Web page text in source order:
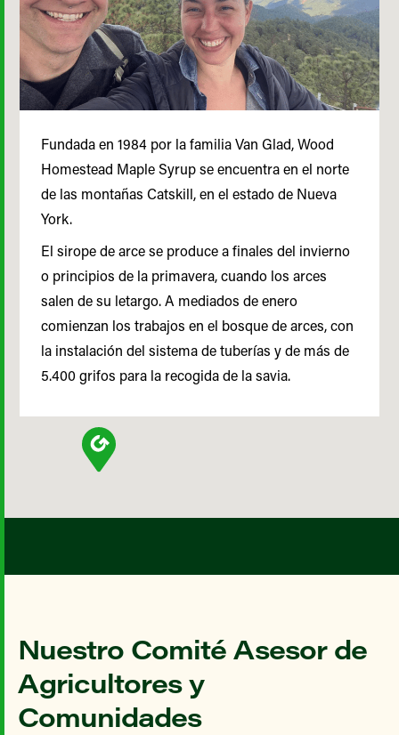
Nuestro Comité Asesor de
Agricultores y
Comunidades
Fundada en 1984 por la familia Van Glad, Wood
Homestead Maple Syrup se encuentra en el norte
de las montañas Catskill, en el estado de Nueva
York.
El sirope de arce se produce a finales del invierno
o principios de la primavera, cuando los arces
salen de su letargo. A mediados de enero
comienzan los trabajos en el bosque de arces, con
la instalación del sistema de tuberías y de más de
5.400 grifos para la recogida de la savia.